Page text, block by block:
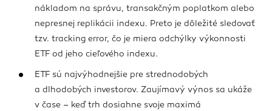
nákladom na správu, transakčným poplatkom alebo
nepresnej replikácii indexu. Preto je dôležité sledovať
tzv. tracking error, čo je miera odchýlky výkonnosti
ETF od jeho cieľového indexu.
ETF sú najvýhodnejšie pre strednodobých
a dlhodobých investorov. Zaujímavý výnos sa ukáže
v čase – keď trh dosiahne svoje maximá